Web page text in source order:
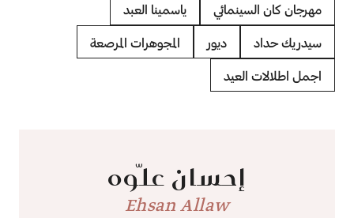
مهرجان كان السينمائي ياسمينا العبد
سيدريك حداد ديور المجوهرات المرصعة
اجمل اطلالات العيد
إحسان علّوه
Ehsan Allaw